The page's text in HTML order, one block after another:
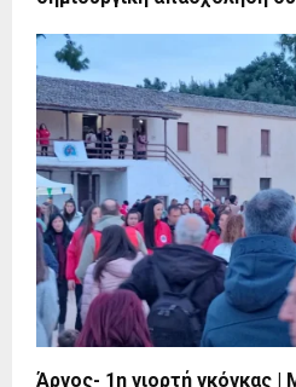
Άργος- 1η γιορτή γκόγκας |